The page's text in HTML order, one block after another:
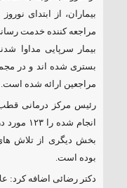
مراجعین ارائه شده است.
رئیس مرکز درمانی
انجام
بخش دیگری از تلاش
بوده است.
دکتر رضائی اضافه کرد: